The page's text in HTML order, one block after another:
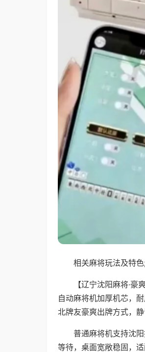
相关麻将玩法及特
【辽宁沈阳麻将·
自动麻将机加厚机芯，
北牌友豪爽出牌方式，
普通麻将机支持沈
等待，桌面宽敞稳固，